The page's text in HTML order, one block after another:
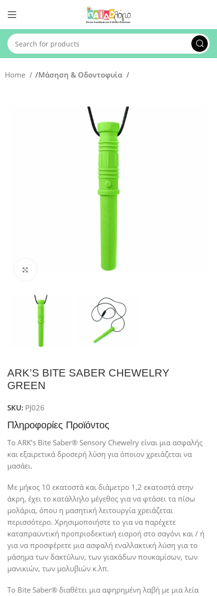
Home Μάσηση & Οδοντοφυία
ARK’S BITE SABER CHEWELRY
GREEN
SKU: PJ026
Πληροφορίες Προϊόντος
Το ARK’s Bite Saber® Sensory Chewelry είναι μια ασφαλής
και εξαιρετικά δροσερή λύση για όποιον χρειάζεται να
μασάει.
Με μήκος 10 εκατοστά και διάμετρο 1,2 εκατοστά στην
άκρη, έχει το κατάλληλο μέγεθος για να φτάσει τα πίσω
μολάρια, όπου η μασητική λειτουργία χρειάζεται
περισσότερο. Χρησιμοποιήστε το για να παρέχετε
καταπραϋντική προπριοδεκτική εισροή στο σαγόνι και / ή
για να προσφέρετε μια ασφαλή εναλλακτική λύση για το
μάσημα των δακτύλων, των γιακάδων πουκαμίσων, των
μανικιών, των μολυβιών κ.λπ.
Το Bite Saber® διαθέτει μια αφηρημένη λαβή με μια λεία